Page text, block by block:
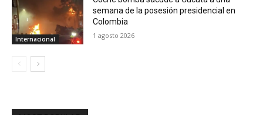
Internacional
semana de la posesión presidencial en
Colombia
1 agosto 2026